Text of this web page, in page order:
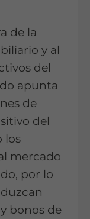
de la
y al
del
apunta
de
del
los
mercado
por lo
bonos de